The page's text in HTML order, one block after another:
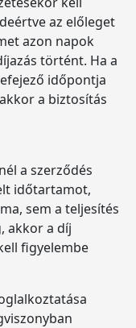
az előleget
azon napok
történt. Ha a
időpontja
a biztosítás
a szerződés
időtartamot,
sem a teljesítés
akkor a díj
figyelembe